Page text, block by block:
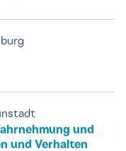
und
und Verhalten